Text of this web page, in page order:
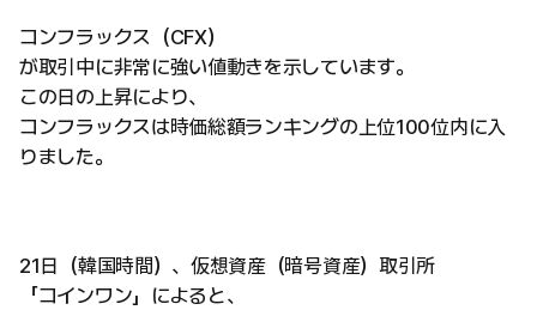
コンフラックス（CFX）
が取引中に非常に強い値動きを示しています。
この日の上昇により、
コンフラックスは時価総額ランキングの上位100位内に入
りました。
21日（韓国時間）、仮想資産（暗号資産）取引所
「コインワン」によると、